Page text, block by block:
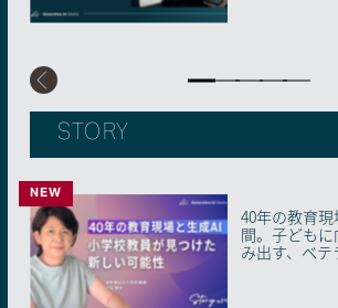
STORY
NEW
40年の教育
間。子ども
み出す、ベ
「AIの限界」
だった。未
年で複数ツー
AIとロボット
未来：社会
ットフォーム
キャリアコ
はの気づき
生成AIとの付
転職後のス
功。生成AI
つけるコツ